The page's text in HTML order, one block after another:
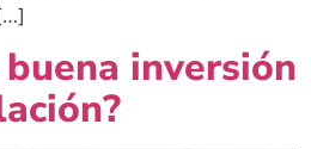
buena inversión